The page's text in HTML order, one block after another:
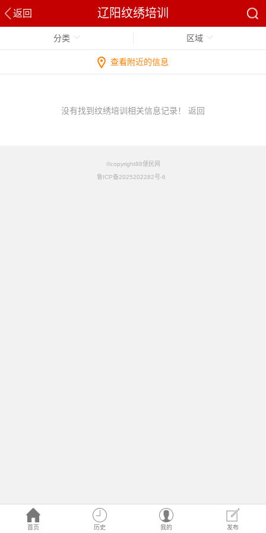
返回 辽阳纹绣培训
首页 历史 我的 发布
分类 区域
查看附近的信息
没有找到纹绣培训相关信息记录！ 返回
©copyright88便民网
鲁ICP备2025202282号-6